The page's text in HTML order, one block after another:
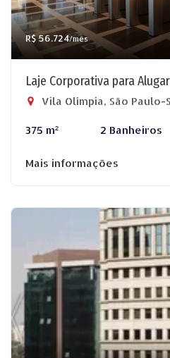
R$ 56.724/mês
Laje Corporativa para
Vila Olímpia, São Paulo-
375 m² 2 Banheiros
Mais informações